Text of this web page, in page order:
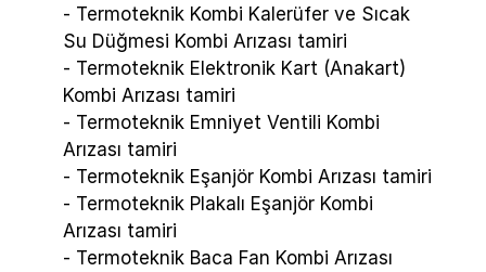
- Termoteknik Kombi Kalerüfer ve Sıcak
Su Düğmesi Kombi Arızası tamiri
- Termoteknik Elektronik Kart (Anakart)
Kombi Arızası tamiri
- Termoteknik Emniyet Ventili Kombi
Arızası tamiri
- Termoteknik Eşanjör Kombi Arızası tamiri
- Termoteknik Plakalı Eşanjör Kombi
Arızası tamiri
- Termoteknik Baca Fan Kombi Arızası